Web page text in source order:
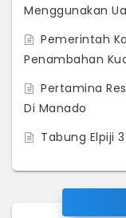
Menggunakan
Pemerintah
Penambahan
Pertamina
Di Manado
Tabung Elpiji